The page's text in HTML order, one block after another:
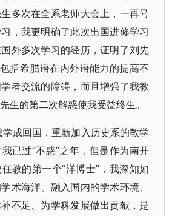
多次在全系老师大会上，一再号
，我更明确了此次出国进修学习
外多次学习的经历，证明了刘先
括希腊语在内外语能力的提高不
者交流的障碍，而且增强了我教
生的第二次解惑使我受益终生。
成回国，重新加入历史系的教学
已过“不惑”之年，但是作为南开
教的第一个“洋博士”，我深知如
术海洋、融入国内的学术环境、
不足、为学科发展做出贡献，是